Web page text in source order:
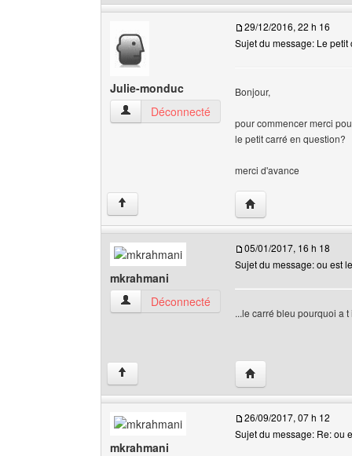
Julie-monduc
Julie-monduc Voir le profil de l'utilisateur
Déconnecté
29/12/2016, 22 h 16
Sujet du message: Le petit
Bonjour,
pour commencer merci
le petit carré en question?
merci d'avance
↑ Visiter le site web
mkrahmani
mkrahmani Voir le profil de l'utilisateur
Déconnecté
05/01/2017, 16 h 18
Sujet du message: ou est
...le carré bleu pourquoi a
↑ Visiter le site web
mkrahmani
26/09/2017, 07 h 12
Sujet du message: Re: ou